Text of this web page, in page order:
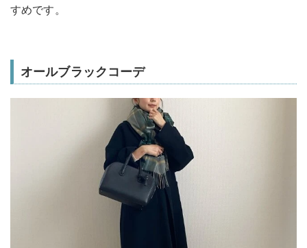
すめです。
オールブラックコーデ